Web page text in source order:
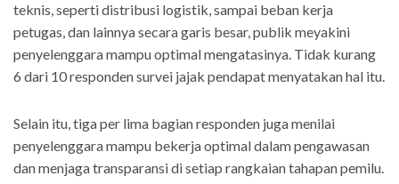
teknis, seperti distribusi logistik, sampai beban kerja
petugas, dan lainnya secara garis besar, publik meyakini
penyelenggara mampu optimal mengatasinya. Tidak kurang
6 dari 10 responden survei jajak pendapat menyatakan hal itu.
Selain itu, tiga per lima bagian responden juga menilai
penyelenggara mampu bekerja optimal dalam pengawasan
dan menjaga transparansi di setiap rangkaian tahapan pemilu.